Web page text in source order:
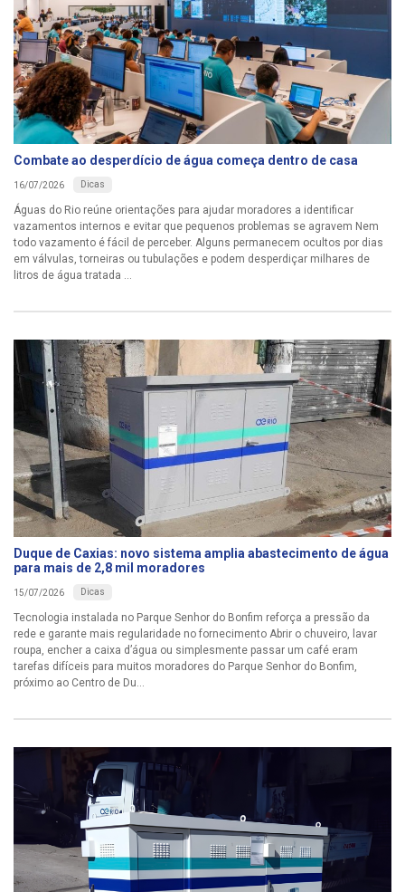
Combate ao desperdício de água começa dentro de casa
16/07/2026 Dicas
Águas do Rio reúne orientações para ajudar moradores a identificar
vazamentos internos e evitar que pequenos problemas se agravem Nem
todo vazamento é fácil de perceber. Alguns permanecem ocultos por dias
em válvulas, torneiras ou tubulações e podem desperdiçar milhares de
litros de água tratada ...
Duque de Caxias: novo sistema amplia abastecimento de água
para mais de 2,8 mil moradores
15/07/2026 Dicas
Tecnologia instalada no Parque Senhor do Bonfim reforça a pressão da
rede e garante mais regularidade no fornecimento Abrir o chuveiro, lavar
roupa, encher a caixa d’água ou simplesmente passar um café eram
tarefas difíceis para muitos moradores do Parque Senhor do Bonfim,
próximo ao Centro de Du...